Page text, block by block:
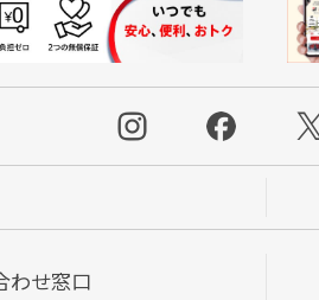
わせ窓口